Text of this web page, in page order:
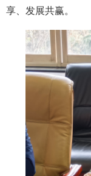
享、发展共赢。